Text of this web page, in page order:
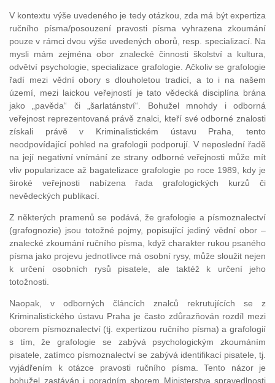
V kontextu výše uvedeného je tedy otázkou, zda má být expertiza
ručního písma/posouzení pravosti písma vyhrazena zkoumání
pouze v rámci dvou výše uvedených oborů, resp. specializací. Na
mysli mám zejména obor znalecké činnosti školství a kultura,
odvětví psychologie, specializace grafologie. Ačkoliv se grafologie
řadí mezi vědní obory s dlouholetou tradicí, a to i na našem
území, mezi laickou veřejností je tato vědecká disciplína brána
jako „pavěda“ či „šarlatánství“. Bohužel mnohdy i odborná
veřejnost reprezentovaná právě znalci, kteří své odborné znalosti
získali právě v Kriminalistickém ústavu Praha, tento
neodpovídající pohled na grafologii podporují. V neposlední řadě
na její negativní vnímání ze strany odborné veřejnosti může mít
vliv popularizace až bagatelizace grafologie po roce 1989, kdy je
široké veřejnosti nabízena řada grafologických kurzů či
nevědeckých publikací.
Z některých pramenů se podává, že grafologie a písmoznalectví
(grafognozie) jsou totožné pojmy, popisující jediný vědní obor –
znalecké zkoumání ručního písma, když charakter rukou psaného
písma jako projevu jednotlivce má osobní rysy, může sloužit nejen
k určení osobních rysů pisatele, ale taktéž k určení jeho
totožnosti.
Naopak, v odborných článcích znalců rekrutujících se z
Kriminalistického ústavu Praha je často zdůrazňován rozdíl mezi
oborem písmoznalectví (tj. expertizou ručního písma) a grafologií
s tím, že grafologie se zabývá psychologickým zkoumáním
pisatele, zatímco písmoznalectví se zabývá identifikací pisatele, tj.
vyjádřením k otázce pravosti ručního písma. Tento názor je
bohužel zastáván i poradním sborem Ministerstva spravedlnosti